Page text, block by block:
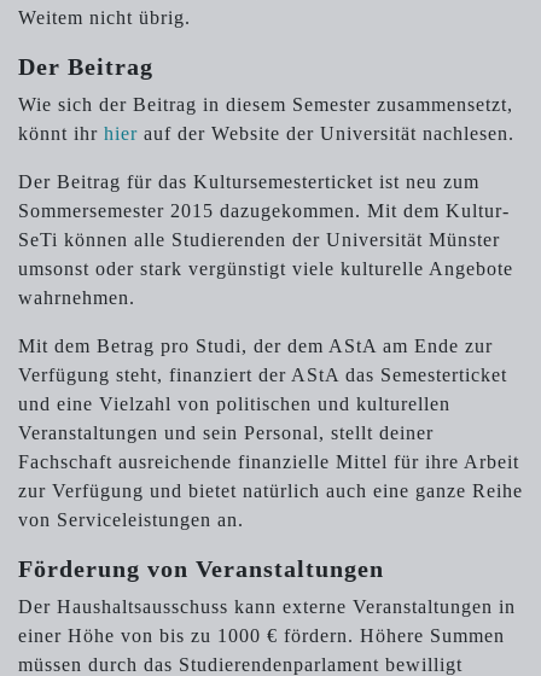
Weitem nicht übrig.
Der Beitrag
Wie sich der Beitrag in diesem Semester zusammensetzt,
könnt ihr hier auf der Website der Universität nachlesen.
Der Beitrag für das Kultursemesterticket ist neu zum
Sommersemester 2015 dazugekommen. Mit dem Kultur-
SeTi können alle Studierenden der Universität Münster
umsonst oder stark vergünstigt viele kulturelle Angebote
wahrnehmen.
Mit dem Betrag pro Studi, der dem AStA am Ende zur
Verfügung steht, finanziert der AStA das Semesterticket
und eine Vielzahl von politischen und kulturellen
Veranstaltungen und sein Personal, stellt deiner
Fachschaft ausreichende finanzielle Mittel für ihre Arbeit
zur Verfügung und bietet natürlich auch eine ganze Reihe
von Serviceleistungen an.
Förderung von Veranstaltungen
Der Haushaltsausschuss kann externe Veranstaltungen in
einer Höhe von bis zu 1000 € fördern. Höhere Summen
müssen durch das Studierendenparlament bewilligt